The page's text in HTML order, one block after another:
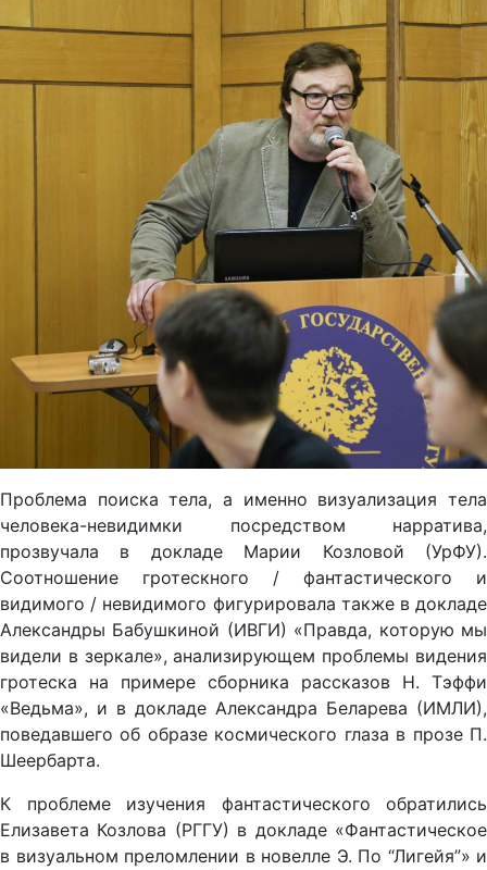
Проблема поиска тела, а именно визуализация тела
человека-невидимки посредством нарратива,
прозвучала в докладе Марии Козловой (УрФУ).
Соотношение гротескного / фантастического и
видимого / невидимого фигурировала также в докладе
Александры Бабушкиной (ИВГИ) «Правда, которую мы
видели в зеркале», анализирующем проблемы видения
гротеска на примере сборника рассказов Н. Тэффи
«Ведьма», и в докладе Александра Беларева (ИМЛИ),
поведавшего об образе космического глаза в прозе П.
Шеербарта.
К проблеме изучения фантастического обратились
Елизавета Козлова (РГГУ) в докладе «Фантастическое
в визуальном преломлении в новелле Э. По “Лигейя”» и